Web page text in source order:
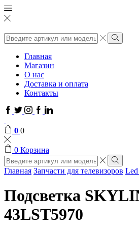
Поиск
ввода
Поиск
Главная
Магазин
О нас
Доставка и оплата
Контакты
Facebook
TwitterInstagram
GoogleLinkedin
0 0
0 Корзина
Поиск
ввода
Поиск
Главная Запчасти для телевизоров Led
Подсветка
43LST5970